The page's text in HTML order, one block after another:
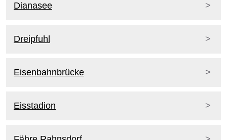
Dianasee
Dreipfuhl
Eisenbahnbrücke
Eisstadion